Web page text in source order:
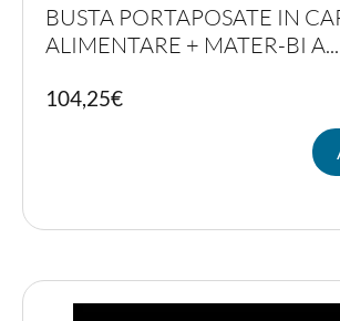
BUSTA PORTAPOSATE IN
ALIMENTARE + MATER-BI A...
104,25€